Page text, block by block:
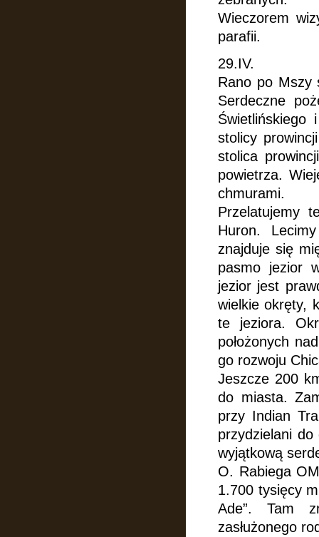
Wieczorem
parafii.
29.IV.
Rano po Mszy
Serdeczne
stolicy
stolica
powietrza.
chmurami.
Przelatujemy
Huron.
znajduje się
pasmo jezior
jezior jest
wielkie okręty,
te jeziora.
położonych
go rozwoju
Jeszcze 200
do miasta.
przy Indian
przydzielani
wyjątkową
O. Rabiega
1.700 tysięcy
Ade”. Tam
zasłużonego